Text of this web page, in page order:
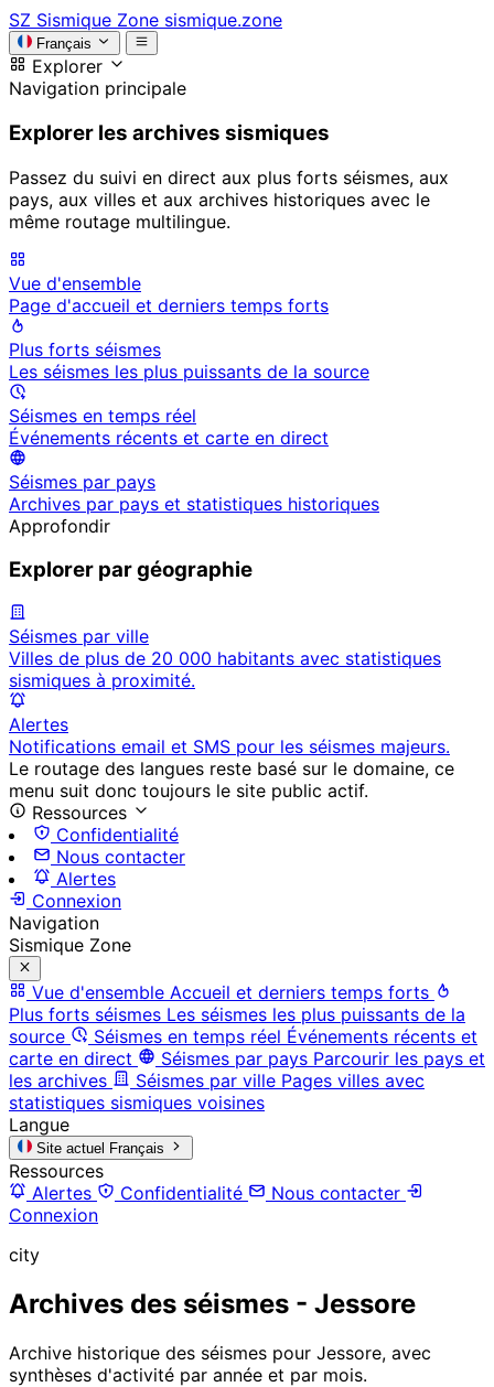
SZ Sismique Zone sismique.zone
Français
Explorer
Navigation principale
Explorer les archives sismiques
Passez du suivi en direct aux plus forts séismes, aux
pays, aux villes et aux archives historiques avec le
même routage multilingue.
Vue d'ensemble
Page d'accueil et derniers temps forts
Plus forts séismes
Les séismes les plus puissants de la source
Séismes en temps réel
Événements récents et carte en direct
Séismes par pays
Archives par pays et statistiques historiques
Approfondir
Explorer par géographie
Séismes par ville
Villes de plus de 20 000 habitants avec statistiques
sismiques à proximité.
Alertes
Notifications email et SMS pour les séismes majeurs.
Le routage des langues reste basé sur le domaine, ce
menu suit donc toujours le site public actif.
Ressources
Confidentialité
Nous contacter
Alertes
Connexion
Navigation
Sismique Zone
Vue d'ensemble Accueil et derniers temps forts
Plus forts séismes Les séismes les plus puissants de la
source
Séismes en temps réel Événements récents et
carte en direct
Séismes par pays Parcourir les pays et
les archives
Séismes par ville Pages villes avec
statistiques sismiques voisines
Langue
Site actuel Français
Ressources
Alertes
Confidentialité
Nous contacter
Connexion
city
Archives des séismes - Jessore
Archive historique des séismes pour Jessore, avec
synthèses d'activité par année et par mois.